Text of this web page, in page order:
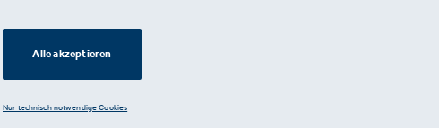
Alle akzeptieren
Nur technisch notwendige Cookies